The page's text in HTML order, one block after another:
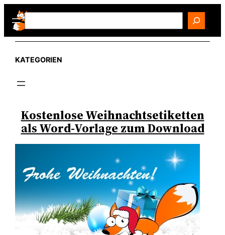
Zum
Inhalt
springen
Search
KATEGORIEN
Kostenlose Weihnachtsetiketten
als Word-Vorlage zum Download